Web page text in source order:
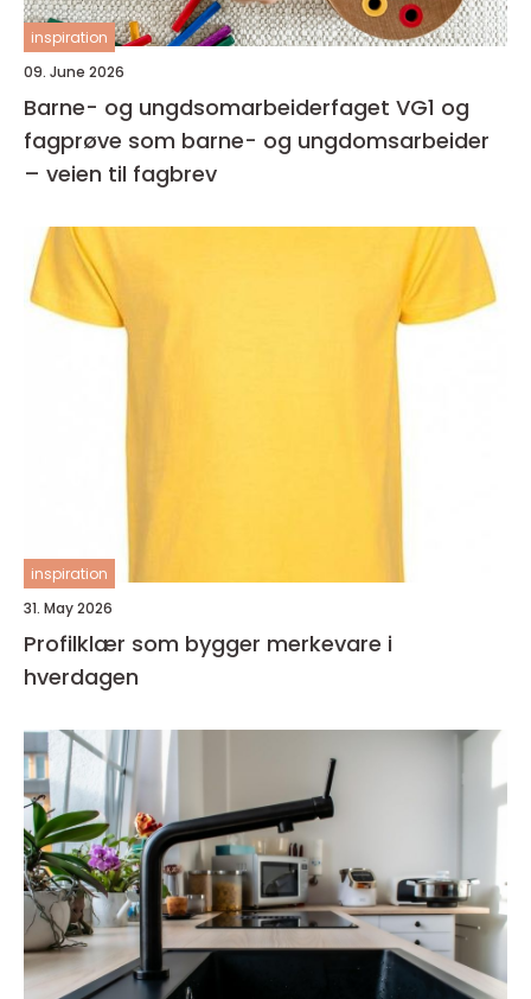
inspiration
09. June 2026
Barne- og ungdsomarbeiderfaget VG1 og
fagprøve som barne- og ungdomsarbeider
– veien til fagbrev
inspiration
31. May 2026
Profilklær som bygger merkevare i
hverdagen